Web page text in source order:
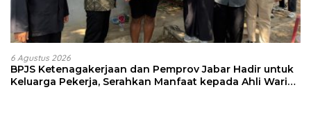
6 Agustus 2026
BPJS Ketenagakerjaan dan Pemprov Jabar Hadir untuk
Keluarga Pekerja, Serahkan Manfaat kepada Ahli Waris